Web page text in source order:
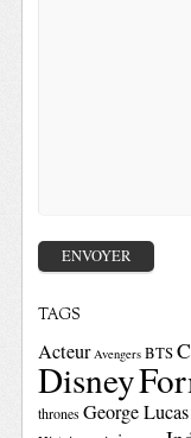
TAGS
Acteur Avengers BTS
Disney
thrones George Lucas